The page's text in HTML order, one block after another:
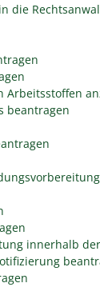
die
Arbeitsstoffen
beantragen
innerhalb